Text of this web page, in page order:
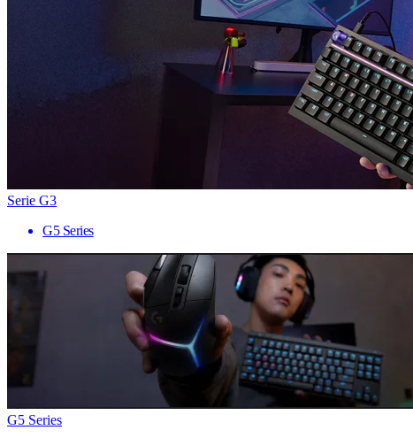
Serie G3
G5 Series
G5 Series